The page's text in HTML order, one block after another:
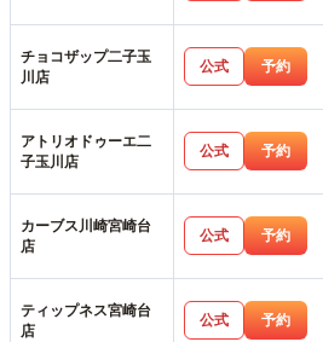
チョコザップ二子玉
川店
公式 予約
アトリオドゥーエ二
子玉川店
公式 予約
カーブス川崎宮崎台
店
公式 予約
ティップネス宮崎台
店
公式 予約